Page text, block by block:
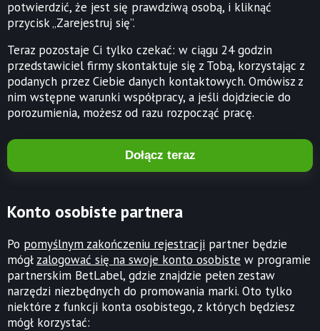
potwierdzić, że jest się prawdziwą osobą, i kliknąć
przycisk „Zarejestruj się”.
Teraz pozostaje Ci tylko czekać: w ciągu 24 godzin
przedstawiciel firmy skontaktuje się z Tobą, korzystając z
podanych przez Ciebie danych kontaktowych. Omówisz z
nim wstępne warunki współpracy, a jeśli dojdziecie do
porozumienia, możesz od razu rozpocząć pracę.
Dołącz teraz
Konto osobiste partnera
Po pomyślnym zakończeniu rejestracji partner będzie
mógł zalogować się na swoje konto osobiste w programie
partnerskim BetLabel, gdzie znajdzie pełen zestaw
narzędzi niezbędnych do promowania marki. Oto tylko
niektóre z funkcji konta osobistego, z których będziesz
mógł korzystać: